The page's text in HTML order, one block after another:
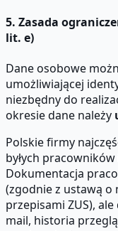
5. Zasada
lit. e)
Dane osobowe
umożliwiającej
niezbędny do
okresie dane należy
Polskie firmy
byłych
Dokumentacja
(zgodnie z ustawą
przepisami ZUS),
mail, historia